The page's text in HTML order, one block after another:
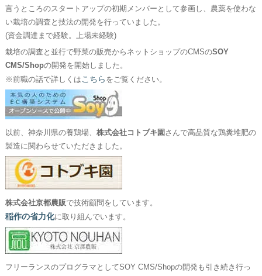
言うところのスタートアップの初期メンバーとして参画し、農薬を使わな
い栽培の調査と技法の開発を行っていました。
(資金調達まで経験。上場未経験)
栽培の調査と並行で野菜の販売からネットショップのCMSのSOY
CMS/Shopの開発を開始しました。
※前職の話で詳しくは こちら をご覧ください。
以前、神奈川県の養鶏場、 株式会社コトブキ園 さんで高品質な鶏糞堆肥の
製造に関わらせていただきました。
株式会社京都農販で技術顧問をしています。
稲作の省力化に取り組んでいます。
フリーランスのプログラマとしてSOY CMS/Shopの開発も引き続き行っ